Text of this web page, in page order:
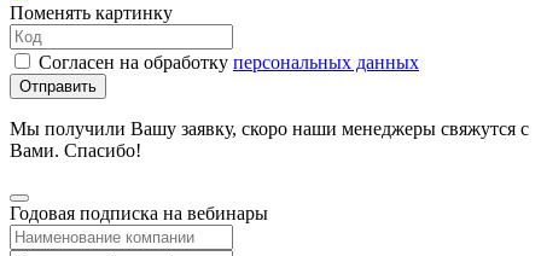
Поменять картинку
Согласен на обработку персональных данных
Отправить
Мы получили Вашу заявку, скоро наши менеджеры свяжутся с
Вами. Спасибо!
Годовая подписка на вебинары